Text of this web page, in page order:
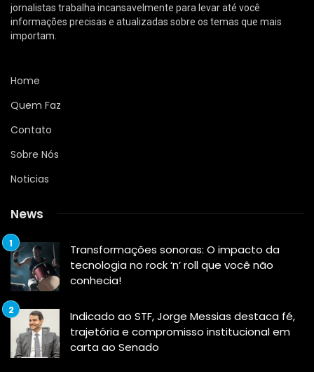
jornalistas trabalha incansavelmente para levar até você
informações precisas e atualizadas sobre os temas que mais
importam.
Home
Quem Faz
Contato
Sobre Nós
Noticias
News
Transformações sonoras: O impacto da
tecnologia no rock ‘n’ roll que você não
conhecia!
Indicado ao STF, Jorge Messias destaca fé,
trajetória e compromisso institucional em
carta ao Senado